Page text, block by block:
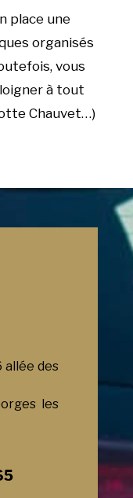
place une
organisés
vous
à tout
Chauvet…)
allée des
les